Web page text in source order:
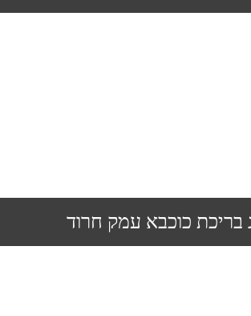
בריכת כוכבא עמק חרוד